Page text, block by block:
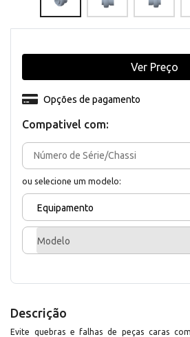
Compativel com:
ou selecione um modelo:
Equipamento
Modelo
Opções de pagamento
Ver Preço
Descrição
Evite quebras e falhas de peças caras